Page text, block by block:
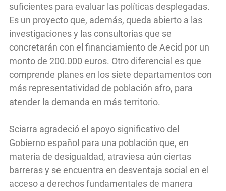
suficientes para evaluar las políticas desplegadas.
Es un proyecto que, además, queda abierto a las
investigaciones y las consultorías que se
concretarán con el financiamiento de Aecid por un
monto de 200.000 euros. Otro diferencial es que
comprende planes en los siete departamentos con
más representatividad de población afro, para
atender la demanda en más territorio.
Sciarra agradeció el apoyo significativo del
Gobierno español para una población que, en
materia de desigualdad, atraviesa aún ciertas
barreras y se encuentra en desventaja social en el
acceso a derechos fundamentales de manera